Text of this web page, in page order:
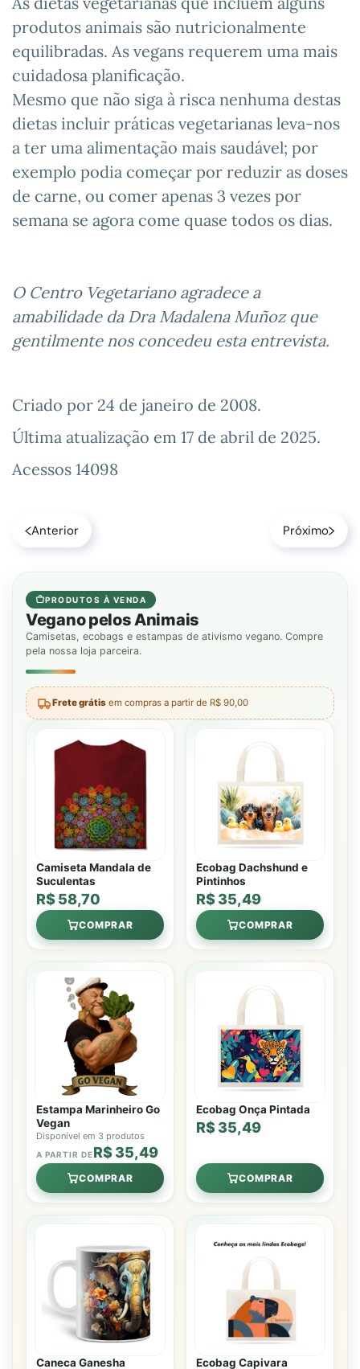
produtos animais são nutricionalmente
equilibradas. As vegans requerem uma mais
cuidadosa planificação.
Mesmo que não siga à risca nenhuma destas
dietas incluir práticas vegetarianas leva-nos
a ter uma alimentação mais saudável; por
exemplo podia começar por reduzir as doses
de carne, ou comer apenas 3 vezes por
semana se agora come quase todos os dias.
O Centro Vegetariano agradece a
amabilidade da Dra Madalena Muñoz que
gentilmente nos concedeu esta entrevista.
Criado por 24 de janeiro de 2008.
Última atualização em 17 de abril de 2025.
Acessos 14098
Anterior Próximo
PRODUTOS À VENDA
Vegano pelos Animais
Camisetas, ecobags e estampas de ativismo vegano. Compre
pela nossa loja parceira.
Frete grátis em compras a partir de R$ 90,00
Camiseta Mandala de
Suculentas
R$ 58,70
COMPRAR
Ecobag Dachshund e
Pintinhos
R$ 35,49
COMPRAR
Estampa Marinheiro Go
Vegan
Disponível em 3 produtos
A PARTIR DER$ 35,49
COMPRAR
Ecobag Onça Pintada
R$ 35,49
COMPRAR
Caneca Ganesha Ecobag Capivara